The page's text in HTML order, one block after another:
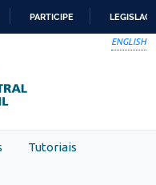
PARTICIPE
ENGLISH
Tutoriais